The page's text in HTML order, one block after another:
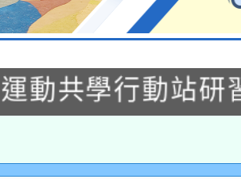
學年度第2次
結果公告(無人
動共學行動站研
理115年度閱讀
推動專業研習